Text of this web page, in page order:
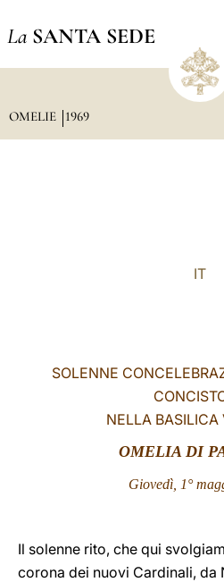
La SANTA SEDE
OMELIE 1969
IT
SOLENNE
NELLA BASILICA
OMELIA DI
Giovedì, 1°
Il solenne rito, che qui
corona dei nuovi Cardinali, da